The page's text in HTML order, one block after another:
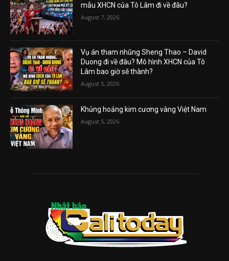
mẫu XHCN của Tô Lâm đi về đâu?
August 7, 2026
Vụ án tham nhũng Sheng Thao – David
Duong đi về đâu? Mô hình XHCN của Tô
Lâm bao giờ sẽ thành?
August 5, 2026
Khủng hoảng kim cương vàng Việt Nam
August 5, 2026